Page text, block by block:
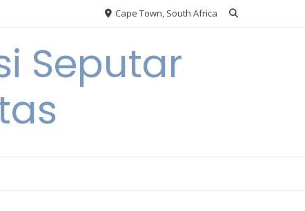
Cape Town, South Africa
Seputar